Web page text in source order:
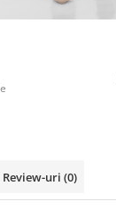
Review-uri (0)